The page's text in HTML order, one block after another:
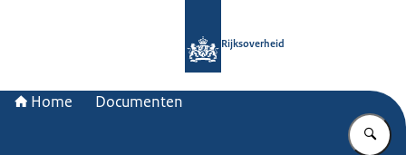
Rijksoverheid
Home Documenten